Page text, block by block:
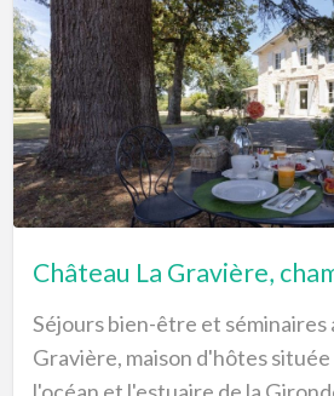
Séjours bien-être et séminaires
Gravière, maison d'hôtes